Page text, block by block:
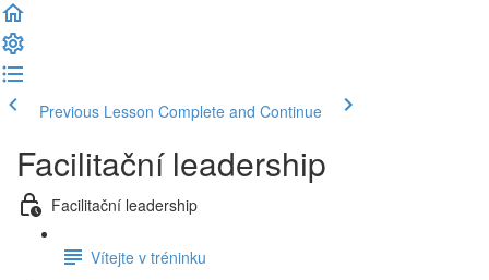
Previous Lesson Complete and Continue
Facilitační leadership
Facilitační leadership
Vítejte v tréninku